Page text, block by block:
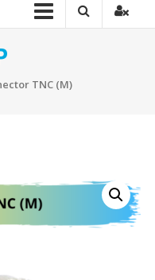
TNC (M)